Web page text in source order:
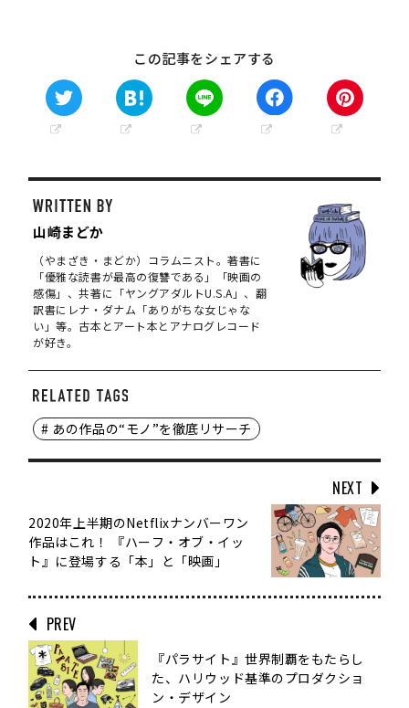
この記事をシェアする
山崎まどか
（やまざき・まどか）コラムニスト。著書に
「優雅な読書が最高の復讐である」「映画の
感傷」、共著に「ヤングアダルトU.S.A」、翻
訳書にレナ・ダナム「ありがちな女じゃな
い」等。古本とアート本とアナログレコード
が好き。
# あの作品の“モノ”を徹底リサーチ
NEXT
2020年上半期のNetflixナンバーワン
作品はこれ！ 『ハーフ・オブ・イッ
ト』に登場する「本」と「映画」
PREV
『パラサイト』世界制覇をもたらし
た、ハリウッド基準のプロダクショ
ン・デザイン